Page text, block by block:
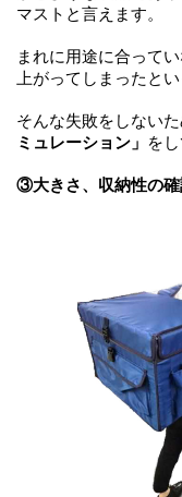
マストと言えます。
まれに用途に合って
上がってしまったと
そんな失敗をしない
ミュレーション」
を
③大きさ、収納性の確